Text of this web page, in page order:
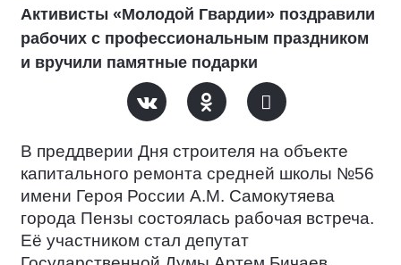
Активисты «Молодой Гвардии» поздравили
рабочих с профессиональным праздником
и вручили памятные подарки
В преддверии Дня строителя на объекте
капитального ремонта средней школы №56
имени Героя России А.М. Самокутяева
города Пензы состоялась рабочая встреча.
Её участником стал депутат